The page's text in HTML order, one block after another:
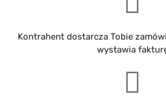
Kontrahent dostarcza Tobie
wystawia